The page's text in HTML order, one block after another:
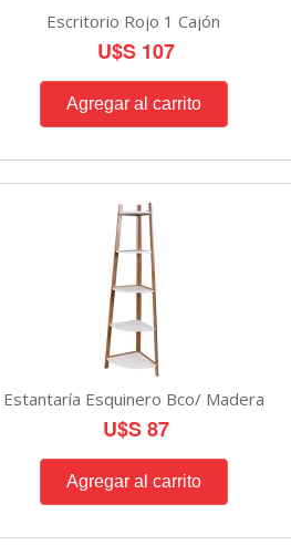
Escritorio Rojo 1 Cajón
U$S 107
Estantaría Esquinero Bco/ Madera
U$S 87